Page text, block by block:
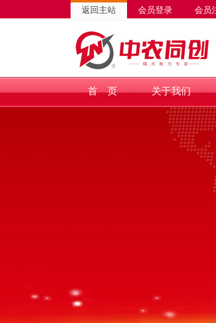
返回主站 会员登录 会员
首 页 关于我们